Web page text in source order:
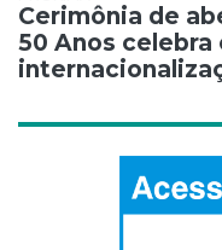
Cerimônia de
50 Anos